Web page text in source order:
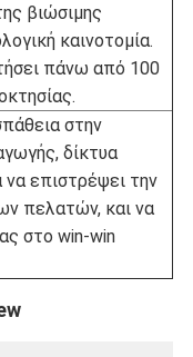
βιώσιμης
καινοτομία.
πάνω από 100
στην
δίκτυα
επιστρέψει την
πελατών, και να
στο win-win